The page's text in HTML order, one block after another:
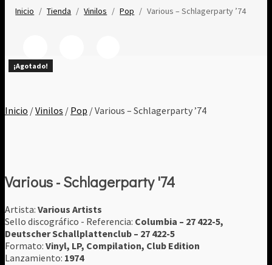
Inicio / Tienda / Vinilos / Pop / Various – Schlagerparty ’74
Inicio /Vinilos / Pop / Various – Schlagerparty ’74
Various - Schlagerparty '74
Artista: Various Artists
Sello discográfico - Referencia: Columbia ‎– 27 422-5,
Deutscher Schallplattenclub ‎– 27 422-5
Formato: Vinyl, LP, Compilation, Club Edition
Lanzamiento: 1974
¡Agotado!
¡Agotado!
¡Agotado!
¡Agotado!
¡Agotado!
¡Agotado!
¡Agotado!
¡Agotado!
¡Agotado!
¡Agotado!